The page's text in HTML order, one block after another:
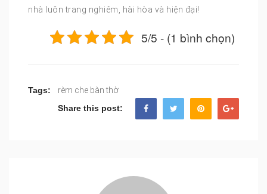
nhà luôn trang nghiêm, hài hòa và hiện đại!
5/5 - (1 bình chọn)
Tags:
rèm che bàn thờ
Share this post: